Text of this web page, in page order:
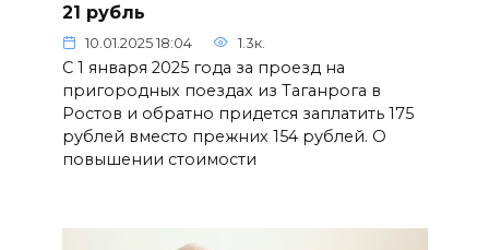
21 рубль
10.01.2025 18:04 1.3к.
С 1 января 2025 года за проезд на
пригородных поездах из Таганрога в
Ростов и обратно придется заплатить 175
рублей вместо прежних 154 рублей. О
повышении стоимости